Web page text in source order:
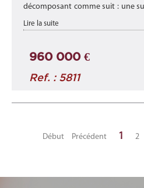
décomposant comme suit : une
m2 avec une terrasse de +/-
m2 au 1er étage ...
Lire la suite
960 000 €
Ref. : 5811
Début Précédent 1 2